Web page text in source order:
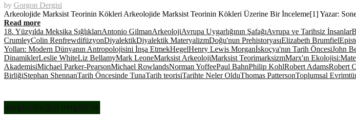
by Gorgon Dergisi
Arkeolojide Marksist Teorinin Kökleri Arkeolojide Marksist Teorinin Kökleri Üzerine Bir İnceleme[1] Yazar: Soner
Read more
18. Yüzyılda Meksika SığlıklarıAntonio GilmanArkeolojiAvrupa Uygarlığının ŞafağıAvrupa ve Tarihsiz İnsanlar
CrumleyColin RenfrewdifüzyonDiyalektikDiyalektik MateryalizmDoğu'nun PrehistoryasıElizabeth Brumfiel
Yolları: Modern Dünyanın Antropolojisini İnşa EtmekHegelHenry Lewis Morganİskoçya'nın Tarih ÖncesiJohn
DinamiklerLeslie WhiteLiz BellamyMark LeoneMarksist ArkeolojiMarksist TeorimarksizmMarx'ın
AkademisiMichael Parker-PearsonMichael RowlandsNorman YoffeePaul BahnPhilip KohlRobert AdamsRobert
BirliğiStephan ShennanTarih Öncesinde TunaTarih teorisiTarihte Neler OlduThomas PattersonToplumsal Evrim
Gorgon Dergisi Dergilik’te!